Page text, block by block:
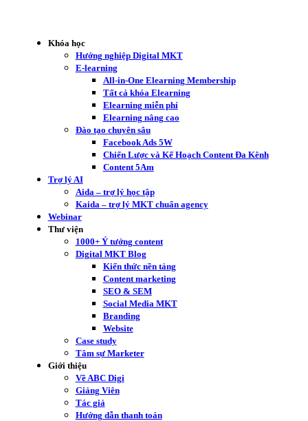
Khóa học
Hướng nghiệp Digital MKT
E-learning
All-in-One Elearning Membership
Tất cả khóa Elearning
Elearning miễn phí
Elearning nâng cao
Đào tạo chuyên sâu
Facebook Ads 5W
Chiến Lược và Kế Hoạch Content Đa Kênh
Content 5Am
Trợ lý AI
Aida – trợ lý học tập
Kaida – trợ lý MKT chuẩn agency
Webinar
Thư viện
1000+ Ý tưởng content
Digital MKT Blog
Kiến thức nền tảng
Content marketing
SEO & SEM
Social Media MKT
Branding
Website
Case study
Tâm sự Marketer
Giới thiệu
Về ABC Digi
Giảng Viên
Tác giả
Hướng dẫn thanh toán